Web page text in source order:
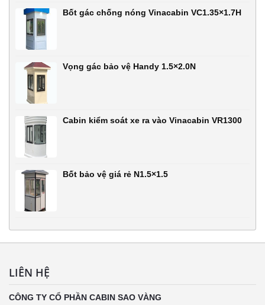
Bốt gác chống nóng Vinacabin VC1.35×1.7H
Vọng gác bảo vệ Handy 1.5×2.0N
Cabin kiểm soát xe ra vào Vinacabin VR1300
Bốt bảo vệ giá rẻ N1.5×1.5
LIÊN HỆ
CÔNG TY CỔ PHẦN CABIN SAO VÀNG